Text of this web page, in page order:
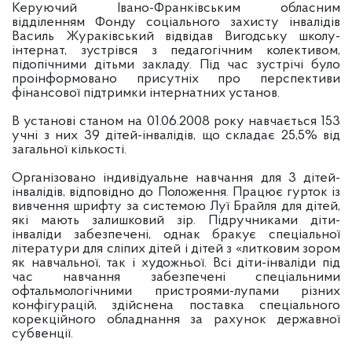
Керуючий Івано-Франківським обласним
відділенням Фонду соціального захисту інвалідів
Василь Жураківський відвідав Вигодську школу-
інтернат, зустрівся з педагогічним колективом,
підопічними дітьми закладу. Під час зустрічі було
проінформовано присутніх про перспективи
фінансової підтримки інтернатних установ.
В установі станом на 01.06.2008 року навчається 153
учні з них 39 дітей-інвалідів, що складає 25,5% від
загальної кількості.
Організовано індивідуальне навчання для 3 дітей-
інвалідів, відповідно до Положення. Працює гурток із
вивчення шрифту за системою Луї Брайля для дітей,
які мають залишковий зір. Підручниками діти-
інваліди забезпечені, однак бракує спеціальної
літератури для сліпих дітей і дітей з «литковим зором
як навчальної, так і художньої. Всі діти-інваліди під
час навчання забезпечені спеціальними
офтальмологічними пристроями-лупами різних
конфігурацій, здійснена поставка спеціального
корекційного обладнання за рахунок державної
субвенції.